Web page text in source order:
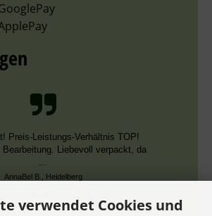
Preis-Leistungs-Verhältnis TOP!
Bearbeitung. Liebevoll verpackt, da
...
AnnaBel B., Heidelberg
der Kauferfahrung: 16.07.2026
verwendet Cookies und